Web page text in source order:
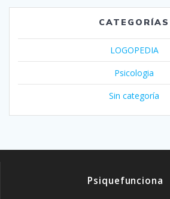
CATEGORÍAS
LOGOPEDIA
Psicologia
Sin categoría
Psiquefunciona